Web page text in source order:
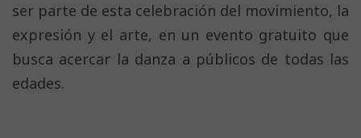
ser parte de esta celebración del movimiento, la
expresión y el arte, en un evento gratuito que
busca acercar la danza a públicos de todas las
edades.